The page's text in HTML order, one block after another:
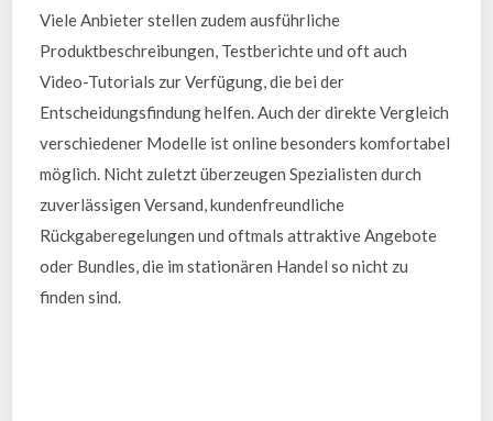
Viele Anbieter stellen zudem ausführliche
Produktbeschreibungen, Testberichte und oft auch
Video-Tutorials zur Verfügung, die bei der
Entscheidungsfindung helfen. Auch der direkte Vergleich
verschiedener Modelle ist online besonders komfortabel
möglich. Nicht zuletzt überzeugen Spezialisten durch
zuverlässigen Versand, kundenfreundliche
Rückgaberegelungen und oftmals attraktive Angebote
oder Bundles, die im stationären Handel so nicht zu
finden sind.